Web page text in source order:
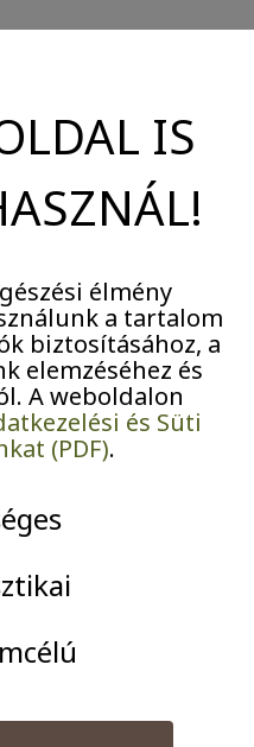
téri intézménye
Józsefváros Magdolna
Rehabilitációs Projekt
került sor az
beszédet mondott dr.
dr. Szirmai
Staller Judit
Mátyás téri lakónk is.
IS
élmény
a tartalom
biztosításához, a
elemzéséhez és
A weboldalon
és Süti
(PDF).